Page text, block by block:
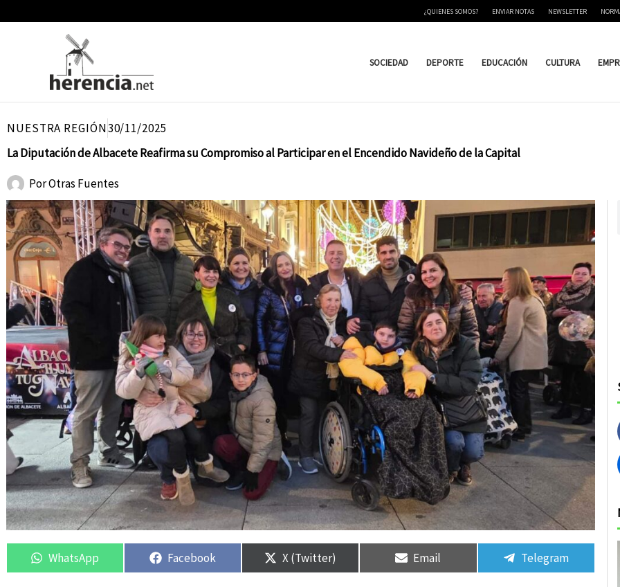
¿QUIENES SOMOS? ENVIAR NOTAS NEWSLETTER
SOCIEDAD DEPORTE EDUCACIÓN CULTURA
NUESTRA REGIÓN30/11/2025
La Diputación de Albacete Reafirma su Compromiso al Participar en el Encendido Navideño de la Capital
PorOtras Fuentes
Compartir
en
WhatsApp
Compartir
en
Facebook
Compartir
en
X (Twitter)
Compartir
en
Email
Compartir
en
Telegram
Compartir
en
Compartir
en
Compartir
en
Compartir
en
Compartir
en